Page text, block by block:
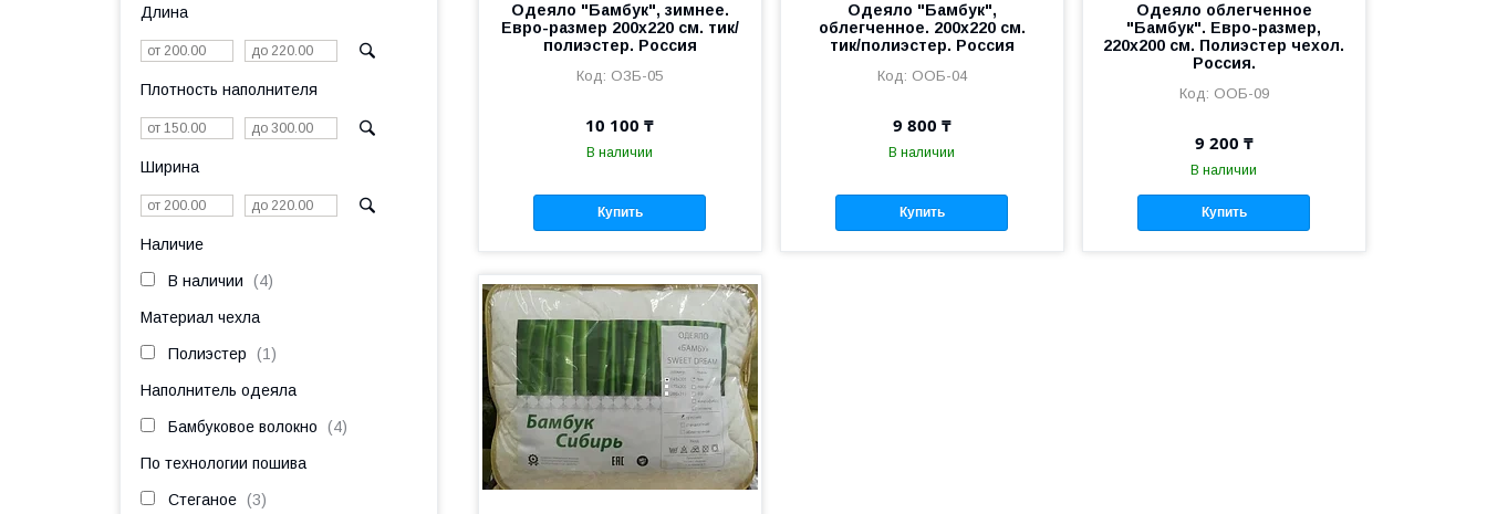
Одеяло "Бамбук", зимнее.
Евро-размер 200х220 см. тик/
полиэстер. Россия
ОЗБ-05
10 100 ₸
В наличии
Купить
Одеяло "Бамбук",
облегченное. 200х220 см.
тик/полиэстер. Россия
ООБ-04
9 800 ₸
В наличии
Купить
Одеяло облегченное
"Бамбук". Евро-размер,
220х200 см. Полиэстер чехол.
Россия.
ООБ-09
9 200 ₸
В наличии
Купить
Длина
Плотность наполнителя
Ширина
Наличие
В наличии 4
Материал чехла
Полиэстер 1
Наполнитель одеяла
Бамбуковое волокно 4
По технологии пошива
Стеганое 3